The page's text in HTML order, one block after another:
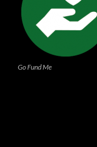
Go Fund Me